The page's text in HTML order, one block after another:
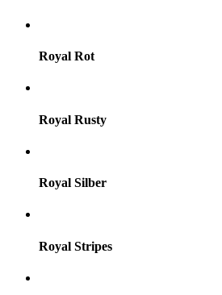
Royal Rot
Royal Rusty
Royal Silber
Royal Stripes